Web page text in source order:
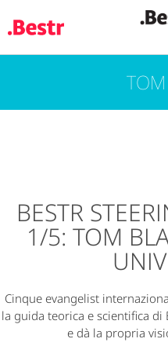
BESTR
1/5: TOM
Cinque evangelist
la guida teorica e scientifica di
e dà la propria